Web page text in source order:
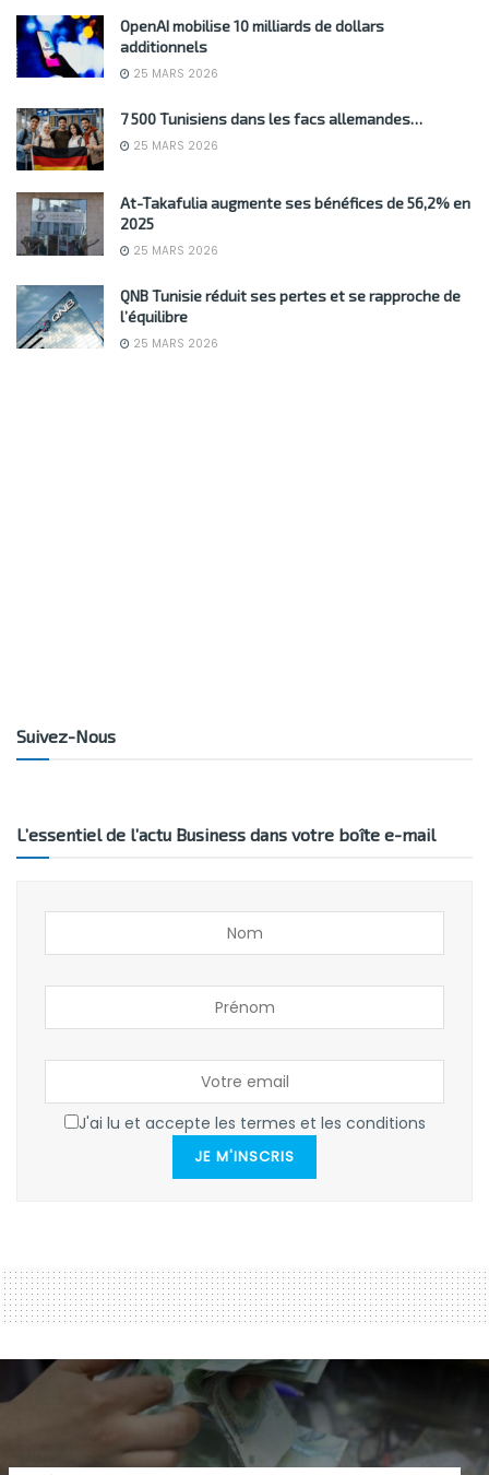
OpenAI mobilise 10 milliards de dollars
additionnels
25 MARS 2026
7 500 Tunisiens dans les facs allemandes…
25 MARS 2026
At-Takafulia augmente ses bénéfices de 56,2% en
2025
25 MARS 2026
QNB Tunisie réduit ses pertes et se rapproche de
l’équilibre
25 MARS 2026
Suivez-Nous
L’essentiel de l’actu Business dans votre boîte e-mail
J'ai lu et accepte les termes et les conditions
JE M'INSCRIS